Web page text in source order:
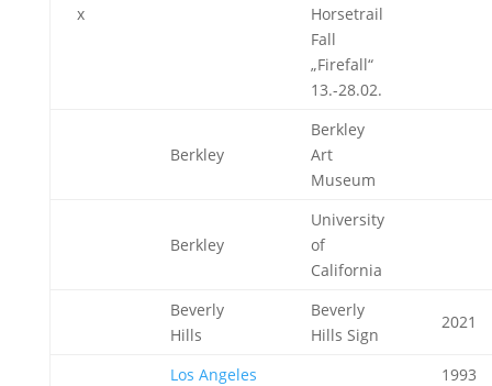
x
Horsetrail
Fall
„Firefall“
13.-28.02.
Berkley
Berkley
Art
Museum
Berkley
University
of
California
Beverly
Hills
Beverly
Hills Sign
2021
Los Angeles
1993